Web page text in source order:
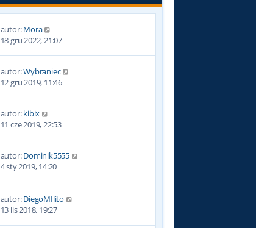
autor:Mora
18 gru 2022, 21:07
autor:Wybraniec
12 gru 2019, 11:46
autor:kibix
11 cze 2019, 22:53
autor:Dominik5555
4 sty 2019, 14:20
autor:DiegoMIlito
13 lis 2018, 19:27